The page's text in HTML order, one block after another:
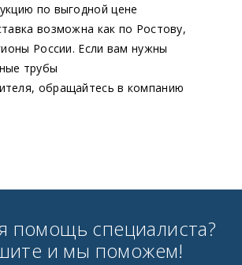
по выгодной цене
возможна как по Ростову,
России. Если вам нужны
трубы
обращайтесь в компанию
помощь специалиста?
и мы поможем!